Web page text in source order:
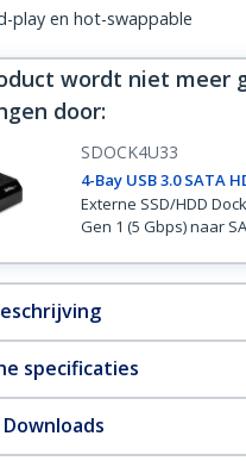
play en hot-swappable
wordt niet meer
door:
SDOCK4U33
4-Bay USB 3.0 SATA
Externe SSD/HDD
Gen 1 (5 Gbps) naar
specificaties